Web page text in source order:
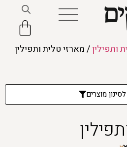
ותפילין/ מארזי טלית ותפילין
מוצרים